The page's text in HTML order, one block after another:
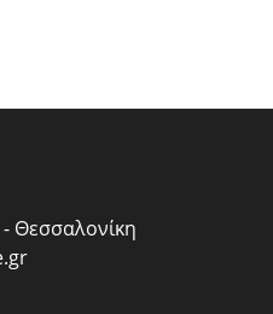
Θεσσαλονίκη